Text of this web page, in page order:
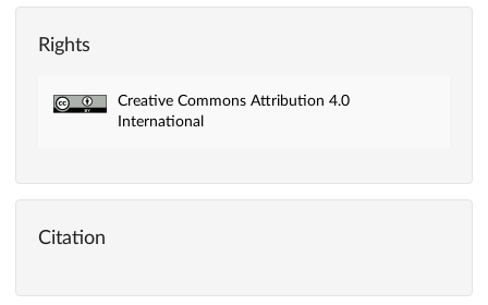
Rights
Creative Commons Attribution 4.0
International
Citation